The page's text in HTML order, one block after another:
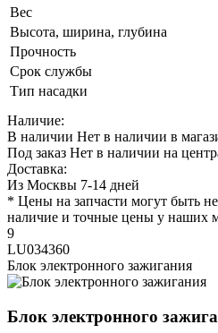
Вес
Высота, ширина, глубина
Прочность
Срок службы
Тип насадки
Наличие:
В наличии Нет в наличии в
Под заказ Нет в наличии на
Доставка:
Из Москвы 7-14 дней
* Цены на запчасти могут быть
наличие и точные цены у наших
9
LU034360
Блок электронного зажигания
Блок электронного